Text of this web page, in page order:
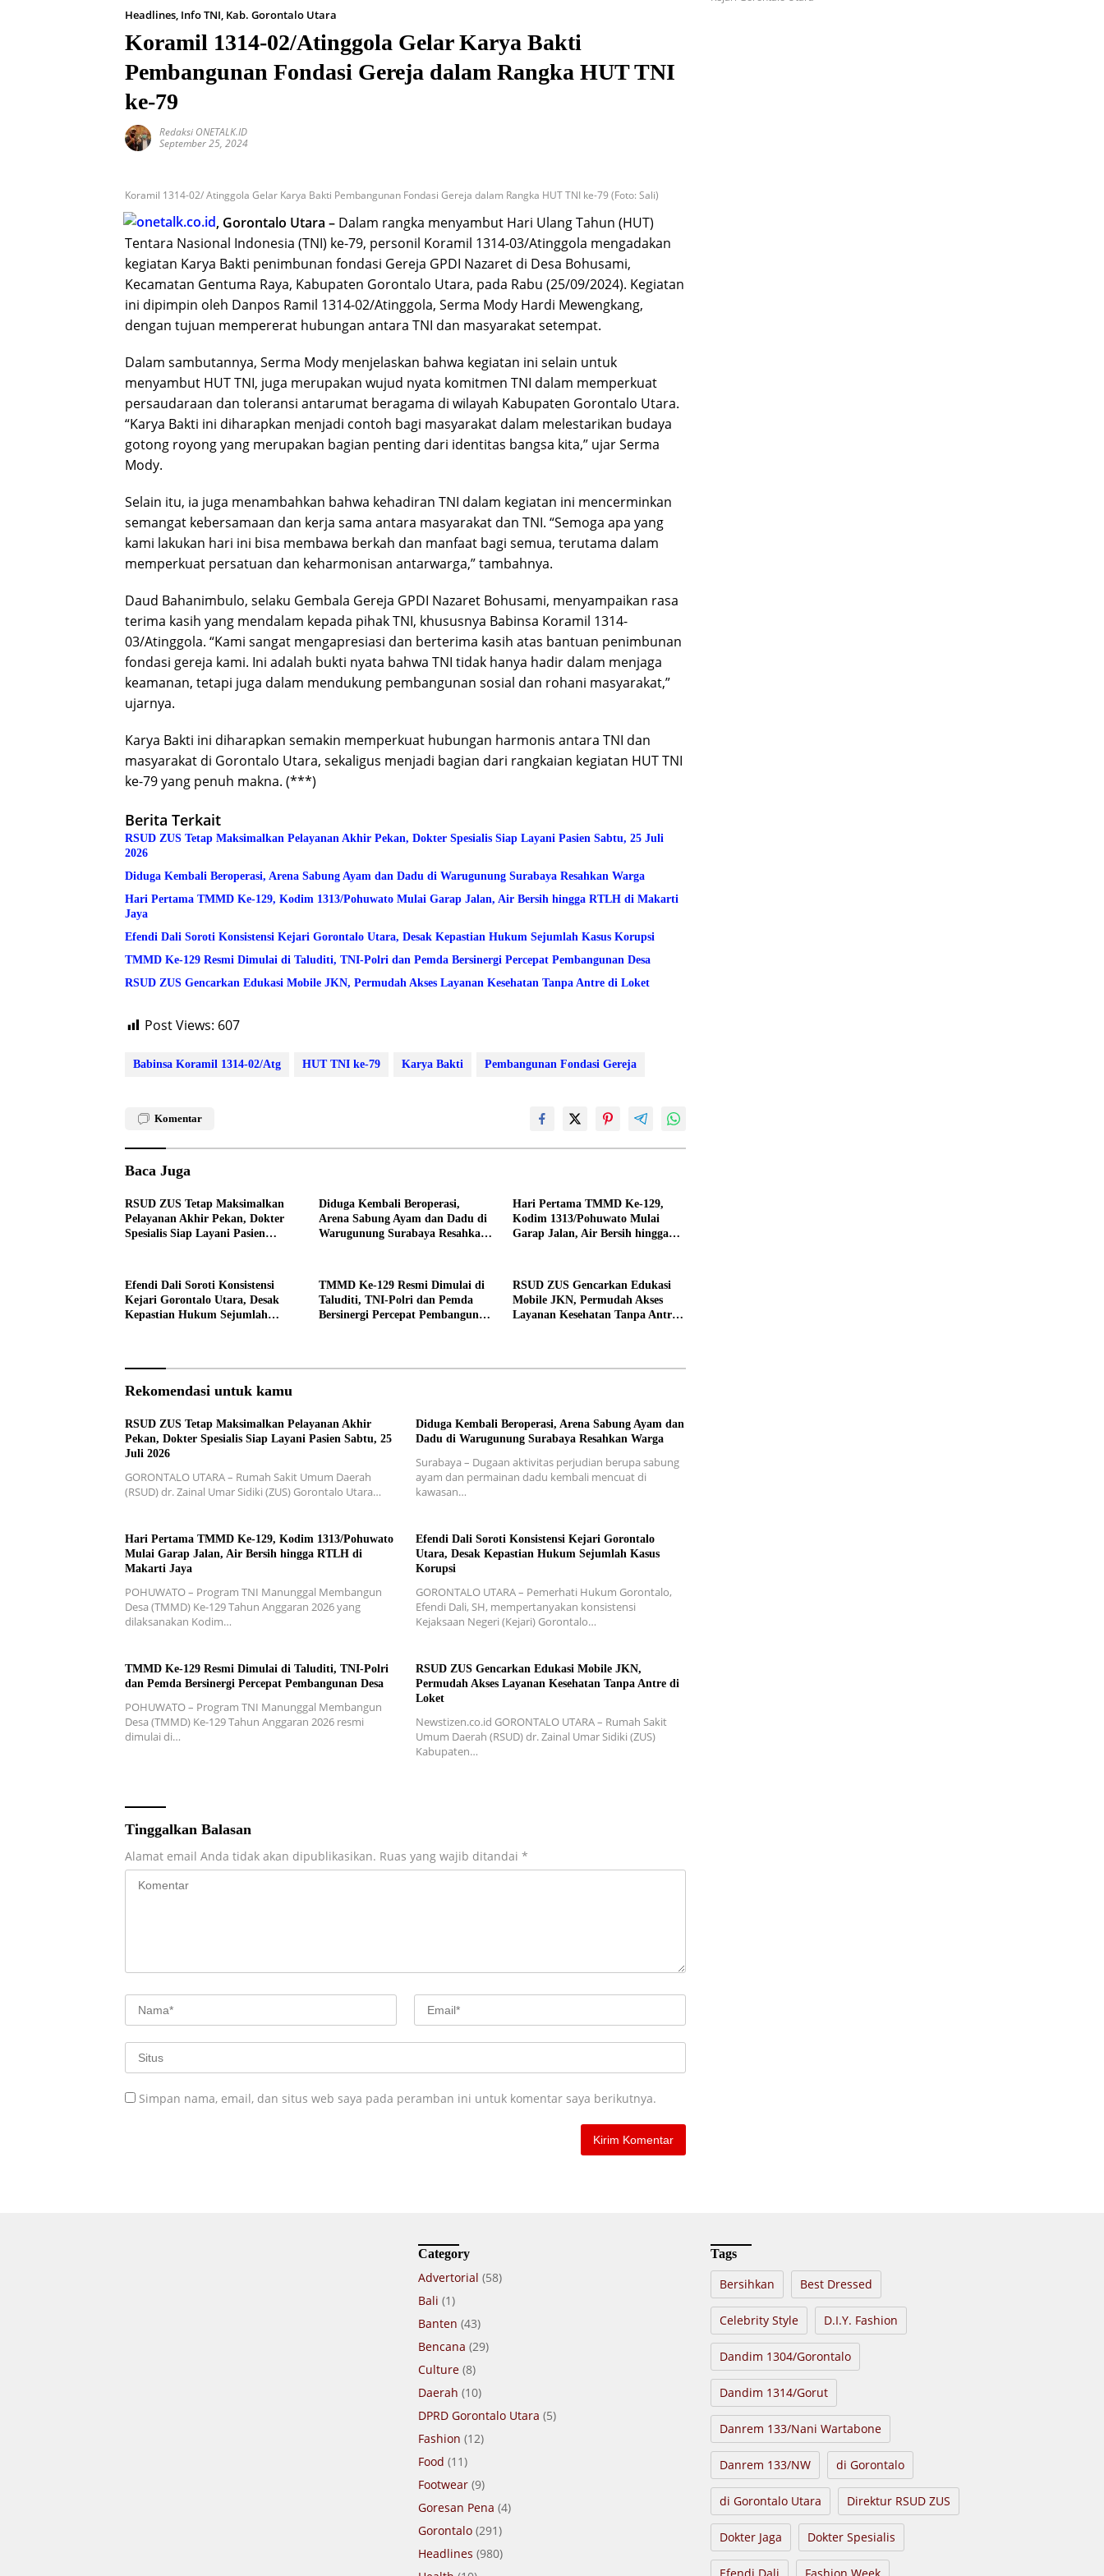
Headlines, Info TNI, Kab. Gorontalo Utara
Koramil 1314-02/Atinggola Gelar Karya Bakti
Pembangunan Fondasi Gereja dalam Rangka HUT TNI
ke-79
Redaksi ONETALK.ID
September 25, 2024
Koramil 1314-02/ Atinggola Gelar Karya Bakti Pembangunan Fondasi Gereja dalam Rangka HUT TNI ke-79 (Foto: Sali)
, Gorontalo Utara – Dalam rangka menyambut Hari Ulang Tahun (HUT)
Tentara Nasional Indonesia (TNI) ke-79, personil Koramil 1314-03/Atinggola mengadakan
kegiatan Karya Bakti penimbunan fondasi Gereja GPDI Nazaret di Desa Bohusami,
Kecamatan Gentuma Raya, Kabupaten Gorontalo Utara, pada Rabu (25/09/2024). Kegiatan
ini dipimpin oleh Danpos Ramil 1314-02/Atinggola, Serma Mody Hardi Mewengkang,
dengan tujuan mempererat hubungan antara TNI dan masyarakat setempat.
Dalam sambutannya, Serma Mody menjelaskan bahwa kegiatan ini selain untuk
menyambut HUT TNI, juga merupakan wujud nyata komitmen TNI dalam memperkuat
persaudaraan dan toleransi antarumat beragama di wilayah Kabupaten Gorontalo Utara.
“Karya Bakti ini diharapkan menjadi contoh bagi masyarakat dalam melestarikan budaya
gotong royong yang merupakan bagian penting dari identitas bangsa kita,” ujar Serma
Mody.
Selain itu, ia juga menambahkan bahwa kehadiran TNI dalam kegiatan ini mencerminkan
semangat kebersamaan dan kerja sama antara masyarakat dan TNI. “Semoga apa yang
kami lakukan hari ini bisa membawa berkah dan manfaat bagi semua, terutama dalam
memperkuat persatuan dan keharmonisan antarwarga,” tambahnya.
Daud Bahanimbulo, selaku Gembala Gereja GPDI Nazaret Bohusami, menyampaikan rasa
terima kasih yang mendalam kepada pihak TNI, khususnya Babinsa Koramil 1314-
03/Atinggola. “Kami sangat mengapresiasi dan berterima kasih atas bantuan penimbunan
fondasi gereja kami. Ini adalah bukti nyata bahwa TNI tidak hanya hadir dalam menjaga
keamanan, tetapi juga dalam mendukung pembangunan sosial dan rohani masyarakat,”
ujarnya.
Karya Bakti ini diharapkan semakin memperkuat hubungan harmonis antara TNI dan
masyarakat di Gorontalo Utara, sekaligus menjadi bagian dari rangkaian kegiatan HUT TNI
ke-79 yang penuh makna. (***)
Berita Terkait
RSUD ZUS Tetap Maksimalkan Pelayanan Akhir Pekan, Dokter Spesialis Siap Layani Pasien Sabtu, 25 Juli
2026
Diduga Kembali Beroperasi, Arena Sabung Ayam dan Dadu di Warugunung Surabaya Resahkan Warga
Hari Pertama TMMD Ke-129, Kodim 1313/Pohuwato Mulai Garap Jalan, Air Bersih hingga RTLH di Makarti
Jaya
Efendi Dali Soroti Konsistensi Kejari Gorontalo Utara, Desak Kepastian Hukum Sejumlah Kasus Korupsi
TMMD Ke-129 Resmi Dimulai di Taluditi, TNI-Polri dan Pemda Bersinergi Percepat Pembangunan Desa
RSUD ZUS Gencarkan Edukasi Mobile JKN, Permudah Akses Layanan Kesehatan Tanpa Antre di Loket
Post Views: 607
Babinsa Koramil 1314-02/Atg HUT TNI ke-79 Karya Bakti Pembangunan Fondasi Gereja
Komentar
Baca Juga
RSUD ZUS Tetap Maksimalkan
Pelayanan Akhir Pekan, Dokter
Spesialis Siap Layani Pasien
Diduga Kembali Beroperasi,
Arena Sabung Ayam dan Dadu di
Warugunung Surabaya Resahkan
Hari Pertama TMMD Ke-129,
Kodim 1313/Pohuwato Mulai
Garap Jalan, Air Bersih hingga
Efendi Dali Soroti Konsistensi
Kejari Gorontalo Utara, Desak
Kepastian Hukum Sejumlah
TMMD Ke-129 Resmi Dimulai di
Taluditi, TNI-Polri dan Pemda
Bersinergi Percepat Pembangunan
RSUD ZUS Gencarkan Edukasi
Mobile JKN, Permudah Akses
Layanan Kesehatan Tanpa Antre
Rekomendasi untuk kamu
RSUD ZUS Tetap Maksimalkan Pelayanan Akhir
Pekan, Dokter Spesialis Siap Layani Pasien Sabtu, 25
Juli 2026
GORONTALO UTARA – Rumah Sakit Umum Daerah
(RSUD) dr. Zainal Umar Sidiki (ZUS) Gorontalo Utara…
Diduga Kembali Beroperasi, Arena Sabung Ayam dan
Dadu di Warugunung Surabaya Resahkan Warga
Surabaya – Dugaan aktivitas perjudian berupa sabung
ayam dan permainan dadu kembali mencuat di
kawasan…
Hari Pertama TMMD Ke-129, Kodim 1313/Pohuwato
Mulai Garap Jalan, Air Bersih hingga RTLH di
Makarti Jaya
POHUWATO – Program TNI Manunggal Membangun
Desa (TMMD) Ke-129 Tahun Anggaran 2026 yang
dilaksanakan Kodim…
Efendi Dali Soroti Konsistensi Kejari Gorontalo
Utara, Desak Kepastian Hukum Sejumlah Kasus
Korupsi
GORONTALO UTARA – Pemerhati Hukum Gorontalo,
Efendi Dali, SH, mempertanyakan konsistensi
Kejaksaan Negeri (Kejari) Gorontalo…
TMMD Ke-129 Resmi Dimulai di Taluditi, TNI-Polri
dan Pemda Bersinergi Percepat Pembangunan Desa
POHUWATO – Program TNI Manunggal Membangun
Desa (TMMD) Ke-129 Tahun Anggaran 2026 resmi
dimulai di…
RSUD ZUS Gencarkan Edukasi Mobile JKN,
Permudah Akses Layanan Kesehatan Tanpa Antre di
Loket
Newstizen.co.id GORONTALO UTARA – Rumah Sakit
Umum Daerah (RSUD) dr. Zainal Umar Sidiki (ZUS)
Kabupaten…
Tinggalkan Balasan
Alamat email Anda tidak akan dipublikasikan. Ruas yang wajib ditandai *
Simpan nama, email, dan situs web saya pada peramban ini untuk komentar saya berikutnya.
Category
Advertorial (58)
Bali (1)
Banten (43)
Bencana (29)
Culture(8)
Daerah (10)
DPRD Gorontalo Utara (5)
Fashion (12)
Food (11)
Footwear(9)
Goresan Pena (4)
Gorontalo(291)
Headlines (980)
Tags
Bersihkan Best Dressed
Celebrity Style D.I.Y. Fashion
Dandim 1304/Gorontalo
Dandim 1314/Gorut
Danrem 133/Nani Wartabone
Danrem 133/NW di Gorontalo
di Gorontalo Utara Direktur RSUD ZUS
Dokter Jaga Dokter Spesialis